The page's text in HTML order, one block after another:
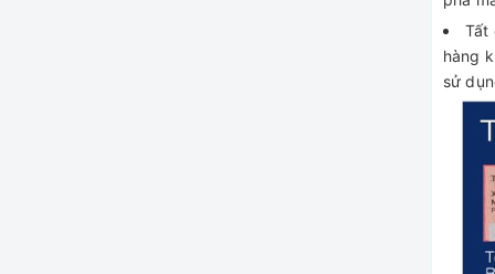
Tất
hàng
sử